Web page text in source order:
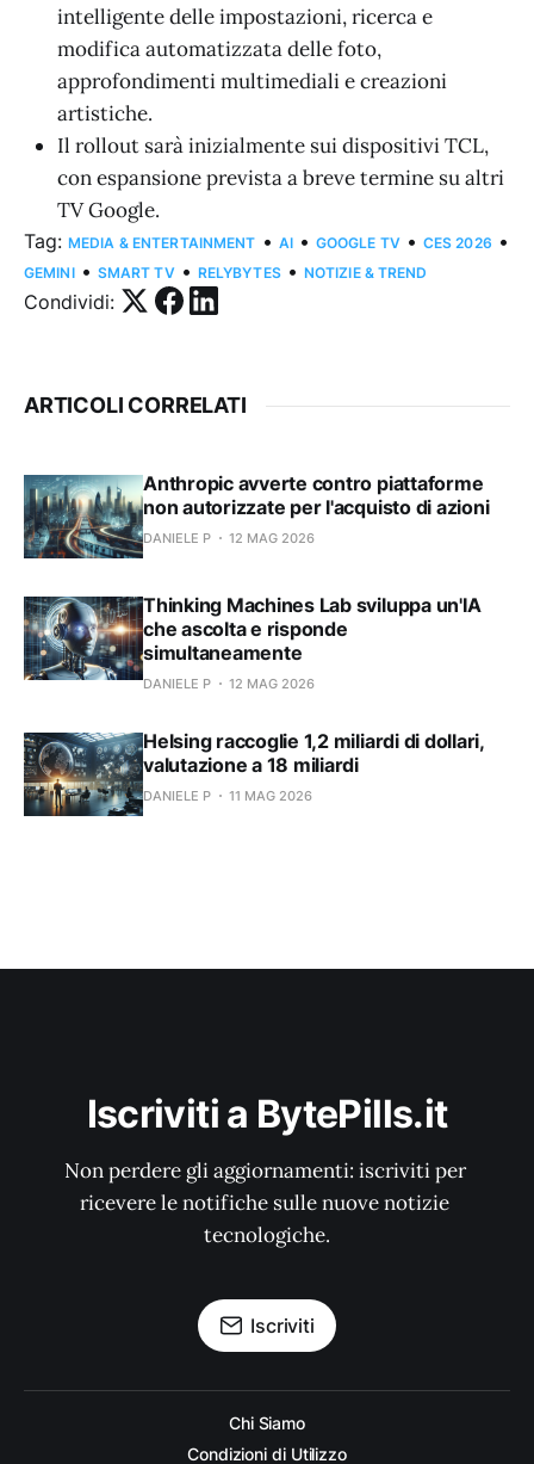
intelligente delle impostazioni, ricerca e
modifica automatizzata delle foto,
approfondimenti multimediali e creazioni
artistiche.
Il rollout sarà inizialmente sui dispositivi TCL,
con espansione prevista a breve termine su altri
TV Google.
Tag: MEDIA & ENTERTAINMENT • AI • GOOGLE TV • CES 2026 •
GEMINI • SMART TV • RELYBYTES • NOTIZIE & TREND
Condividi:
ARTICOLI CORRELATI
Anthropic avverte contro piattaforme
non autorizzate per l'acquisto di azioni
DANIELE P 12 MAG 2026
Thinking Machines Lab sviluppa un'IA
che ascolta e risponde
simultaneamente
DANIELE P 12 MAG 2026
Helsing raccoglie 1,2 miliardi di dollari,
valutazione a 18 miliardi
DANIELE P 11 MAG 2026
Iscriviti a BytePills.it
Non perdere gli aggiornamenti: iscriviti per
ricevere le notifiche sulle nuove notizie
tecnologiche.
Iscriviti
Chi Siamo
Condizioni di Utilizzo